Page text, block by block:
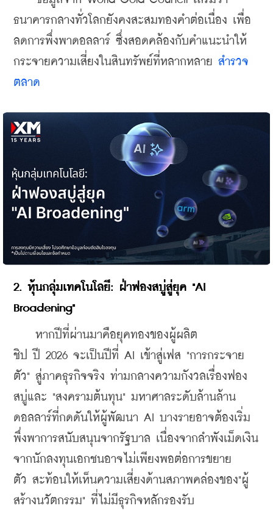
ธนาคารกลางทั่วโลกยังคงสะสมทองคำต่อเนื่อง เพื่อ
ลดการพึ่งพาดอลลาร์ ซึ่งสอดคล้องกับคำแนะนำให้
กระจายความเสี่ยงในสินทรัพย์ที่หลากหลาย สำรวจ
ตลาด
2. หุ้นกลุ่มเทคโนโลยี: ฝ่าฟองสบู่สู่ยุค "AI
Broadening"
หากปีที่ผ่านมาคือยุคทองของผู้ผลิต
ชิป ปี 2026 จะเป็นปีที่ AI เข้าสู่เฟส "การกระจาย
ตัว" สู่ภาคธุรกิจจริง ท่ามกลางความกังวลเรื่องฟอง
สบู่และ "สงครามต้นทุน" มหาศาลระดับล้านล้าน
ดอลลาร์ที่กดดันให้ผู้พัฒนา AI บางรายอาจต้องเริ่ม
พึ่งพาการสนับสนุนจากรัฐบาล เนื่องจากลำพังเม็ดเงิน
จากนักลงทุนเอกชนอาจไม่เพียงพอต่อการขยาย
ตัว สะท้อนให้เห็นความเสี่ยงด้านสภาพคล่องของ"ผู้
สร้างนวัตกรรม" ที่ไม่มีธุรกิจหลักรองรับ